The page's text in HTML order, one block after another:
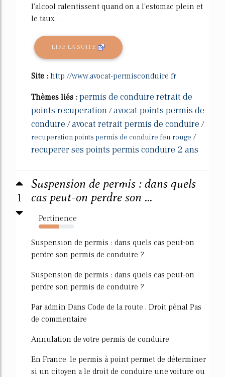
l'alcool ralentissent quand on a l'estomac plein et
le taux...
LIRE LA SUITE
Site : http://www.avocat-permisconduire.fr
Thèmes liés : permis de conduire retrait de
points recuperation /avocat points permis de
conduire /avocat retrait permis de conduire /
recuperation points permis de conduire feu rouge /
recuperer ses points permis conduire 2 ans
1
Suspension de permis : dans quels
cas peut-on perdre son ...
Pertinence
57%
Suspension de permis : dans quels cas peut-on
perdre son permis de conduire ?
Suspension de permis : dans quels cas peut-on
perdre son permis de conduire ?
Par admin Dans Code de la route , Droit pénal Pas
de commentaire
Annulation de votre permis de conduire
En France, le permis à point permet de déterminer
si un citoyen a le droit de conduire une voiture ou